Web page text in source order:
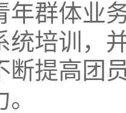
年群体业
统培训，
断提高团